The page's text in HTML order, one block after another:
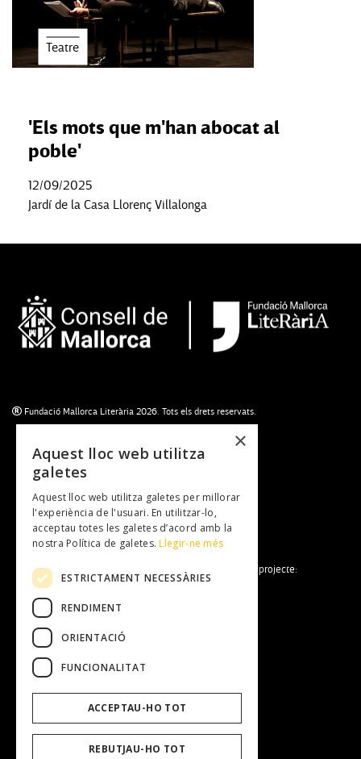
Teatre
'Els mots que m'han abocat al
poble'
12/09/2025
Jardí de la Casa Llorenç Villalonga
Fundació Mallorca Literària 2026. Tots els drets reservats.
NEWSLETTER
La Fundació Mallorca Literària forma part del projecte:
Fundació Mallorca Literària
Entitat
Equip Humà
Transparència
×
Aquest lloc web utilitza
galetes
Aquest lloc web utilitza galetes per millorar
l'experiència de l'usuari. En utilitzar-lo,
acceptau totes les galetes d’acord amb la
nostra Política de galetes.Llegir-ne més
ESTRICTAMENT NECESSÀRIES
RENDIMENT
ORIENTACIÓ
FUNCIONALITAT
ACCEPTAU-HO TOT
REBUTJAU-HO TOT